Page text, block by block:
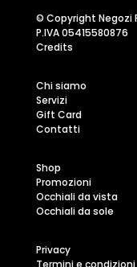
© Copyright Negozi
P.IVA 05415580876
Credits
Chi siamo
Servizi
Gift Card
Contatti
Shop
Promozioni
Occhiali da vista
Occhiali da sole
Privacy